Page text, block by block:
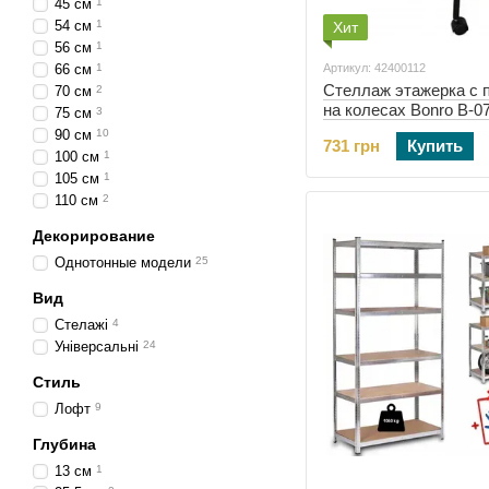
Хит
Артикул: 42400112
Стеллаж этажерка с
на колесах Bonro B-
(42400112)
731 грн
Купить
45 см
54 см 1
56 см 1
66 см 1
70 см 2
75 см 3
90 см 10
100 см 1
105 см 1
110 см 2
Декорирование
Однотонные модели 25
Вид
Стелажі 4
Універсальні 24
Стиль
Лофт 9
Глубина
13 см 1